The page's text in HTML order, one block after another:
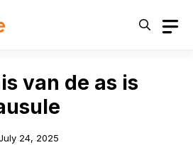
van de as is
24, 2025